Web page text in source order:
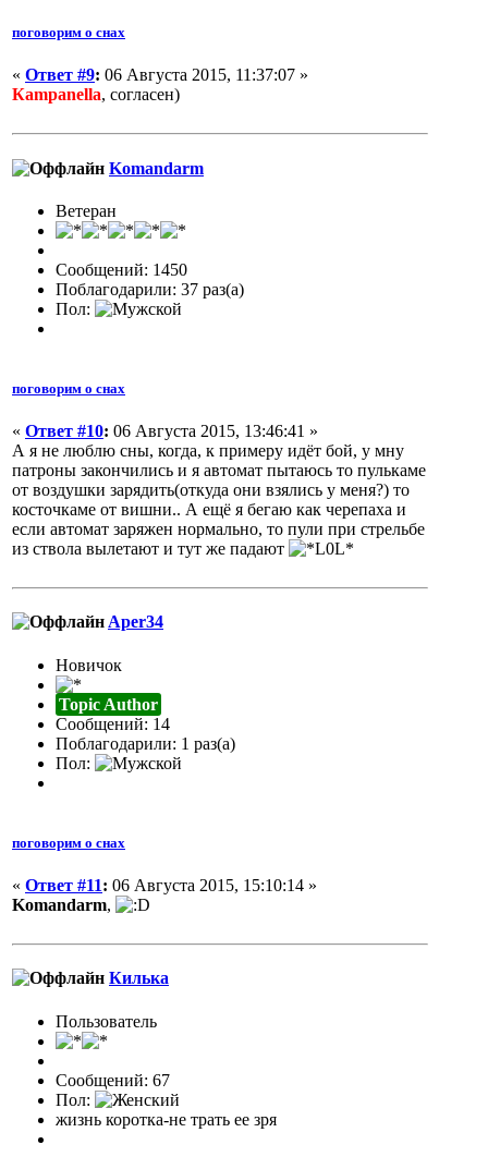
поговорим о снах
« Ответ #9: 06 Августа 2015, 11:37:07 »
Кampanella, согласен)
Komandarm
Ветеран
Сообщений: 1450
Поблагодарили: 37 раз(а)
Пол:
поговорим о снах
« Ответ #10: 06 Августа 2015, 13:46:41 »
А я не люблю сны, когда, к примеру идёт бой, у мну
патроны закончились и я автомат пытаюсь то пулькаме
от воздушки зарядить(откуда они взялись у меня?) то
косточкаме от вишни.. А ещё я бегаю как черепаха и
если автомат заряжен нормально, то пули при стрельбе
из ствола вылетают и тут же падают
Aper34
Новичок
Topic Author
Сообщений: 14
Поблагодарили: 1 раз(а)
Пол:
поговорим о снах
« Ответ #11: 06 Августа 2015, 15:10:14 »
Komandarm,
Килька
Пользователь
Сообщений: 67
Пол:
жизнь коротка-не трать ее зря